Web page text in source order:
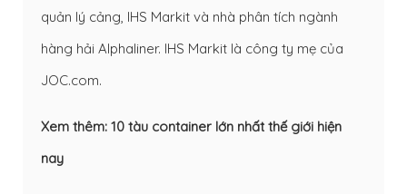
quản lý cảng, IHS Markit và nhà phân tích ngành
hàng hải Alphaliner. IHS Markit là công ty mẹ của
JOC.com.
Xem thêm: 10 tàu container lớn nhất thế giới hiện
nay